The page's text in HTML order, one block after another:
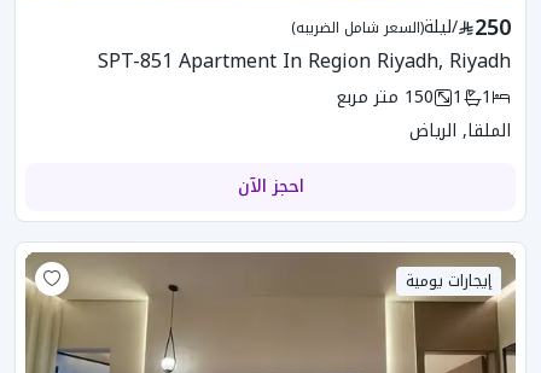
250
/ليلة(السعر شامل الضريبه)
SPT-851 Apartment In Region Riyadh, Riyadh
1
1
150 متر مربع
الملقا, الرياض
احجز الآن
إيجارات يومية